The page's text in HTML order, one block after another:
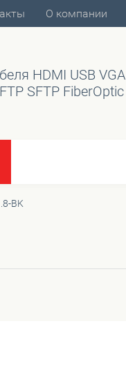
О компании
HDMI USB VGA
SFTP FiberOptic
BK